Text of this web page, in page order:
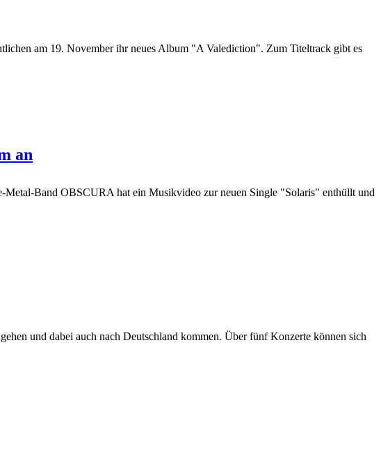
am 19. November ihr neues Album "A Valediction". Zum Titeltrack gibt es
an
Metal-Band OBSCURA hat ein Musikvideo zur neuen Single "Solaris" enthüllt und
und dabei auch nach Deutschland kommen. Über fünf Konzerte können sich